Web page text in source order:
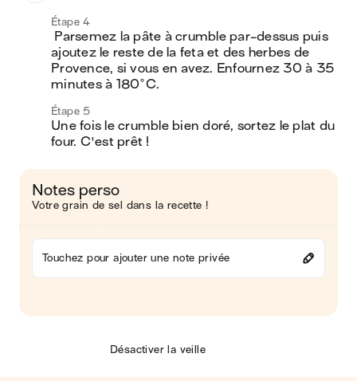
Étape 4
ajoutez le reste de la feta et des herbes de
Provence, si vous en avez. Enfournez 30 à 35
minutes à 180°C.
Étape 5
Une fois le crumble bien doré, sortez le plat du
four. C'est prêt !
Notes perso
Votre grain de sel dans la recette !
Touchez pour ajouter une note privée
Désactiver la veille